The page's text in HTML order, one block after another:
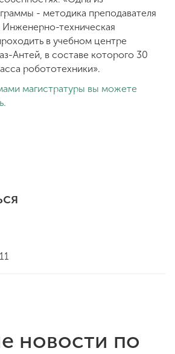
- методика преподавателя
техническая
в учебном центре
Антей, в составе которого 30
робототехники».
магистратуры вы можете
новости по